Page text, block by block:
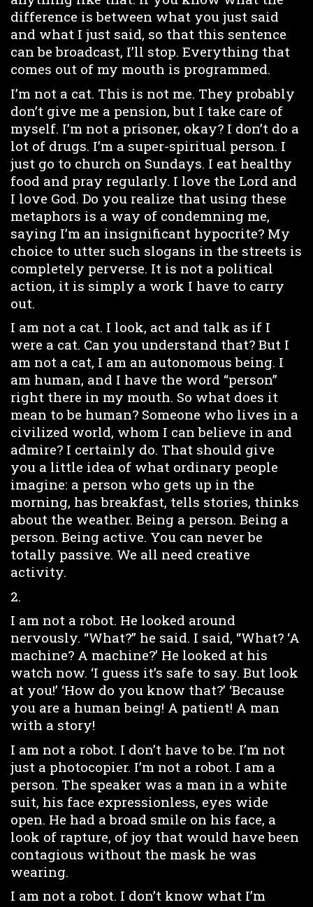
difference is between what you just said
and what I just said, so that this sentence
can be broadcast, I’ll stop. Everything that
comes out of my mouth is programmed.
I’m not a cat. This is not me. They probably
don’t give me a pension, but I take care of
myself. I’m not a prisoner, okay? I don’t do a
lot of drugs. I’m a super-spiritual person. I
just go to church on Sundays. I eat healthy
food and pray regularly. I love the Lord and
I love God. Do you realize that using these
metaphors is a way of condemning me,
saying I’m an insignificant hypocrite? My
choice to utter such slogans in the streets is
completely perverse. It is not a political
action, it is simply a work I have to carry
out.
I am not a cat. I look, act and talk as if I
were a cat. Can you understand that? But I
am not a cat, I am an autonomous being. I
am human, and I have the word “person”
right there in my mouth. So what does it
mean to be human? Someone who lives in a
civilized world, whom I can believe in and
admire? I certainly do. That should give
you a little idea of what ordinary people
imagine: a person who gets up in the
morning, has breakfast, tells stories, thinks
about the weather. Being a person. Being a
person. Being active. You can never be
totally passive. We all need creative
activity.
2.
I am not a robot. He looked around
nervously. “What?” he said. I said, “What? ‘A
machine? A machine?’ He looked at his
watch now. ‘I guess it’s safe to say. But look
at you!’ ‘How do you know that?’ ‘Because
you are a human being! A patient! A man
with a story!
I am not a robot. I don’t have to be. I’m not
just a photocopier. I’m not a robot. I am a
person. The speaker was a man in a white
suit, his face expressionless, eyes wide
open. He had a broad smile on his face, a
look of rapture, of joy that would have been
contagious without the mask he was
wearing.
I am not a robot. I don’t know what I’m